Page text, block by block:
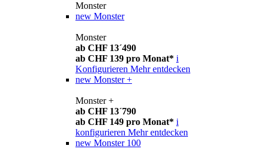
Monster
new Monster
Monster
ab CHF 13´490
ab CHF 139 pro Monat* i
Konfigurieren Mehr entdecken
new Monster +
Monster +
ab CHF 13´790
ab CHF 149 pro Monat* i
konfigurieren Mehr entdecken
new Monster 100